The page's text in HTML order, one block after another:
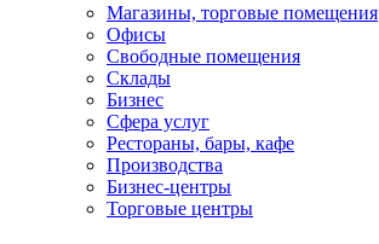
Магазины, торговые помещения
Офисы
Свободные помещения
Склады
Бизнес
Сфера услуг
Рестораны, бары, кафе
Производства
Бизнес-центры
Торговые центры